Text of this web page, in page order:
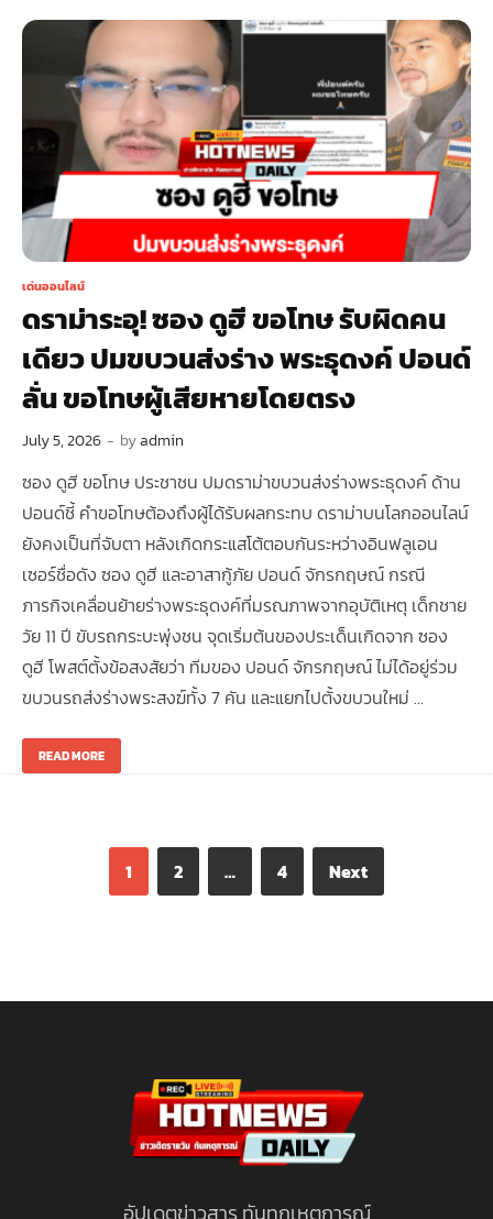
เด่นออนไลน์
ดราม่าระอุ! ซอง ดูฮี ขอโทษ รับผิดคน
เดียว ปมขบวนส่งร่าง พระธุดงค์ ปอนด์
ลั่น ขอโทษผู้เสียหายโดยตรง
July 5, 2026 - byadmin
ซอง ดูฮี ขอโทษ ประชาชน ปมดราม่าขบวนส่งร่างพระธุดงค์ ด้าน
ปอนด์ชี้ คำขอโทษต้องถึงผู้ได้รับผลกระทบ ดราม่าบนโลกออนไลน์
ยังคงเป็นที่จับตา หลังเกิดกระแสโต้ตอบกันระหว่างอินฟลูเอน
เซอร์ชื่อดัง ซอง ดูฮี และอาสากู้ภัย ปอนด์ จักรกฤษณ์ กรณี
ภารกิจเคลื่อนย้ายร่างพระธุดงค์ที่มรณภาพจากอุบัติเหตุ เด็กชาย
วัย 11 ปี ขับรถกระบะพุ่งชน จุดเริ่มต้นของประเด็นเกิดจาก ซอง
ดูฮี โพสต์ตั้งข้อสงสัยว่า ทีมของ ปอนด์ จักรกฤษณ์ ไม่ได้อยู่ร่วม
ขบวนรถส่งร่างพระสงฆ์ทั้ง 7 คัน และแยกไปตั้งขบวนใหม่ …
READ MORE
1 2 … 4 Next